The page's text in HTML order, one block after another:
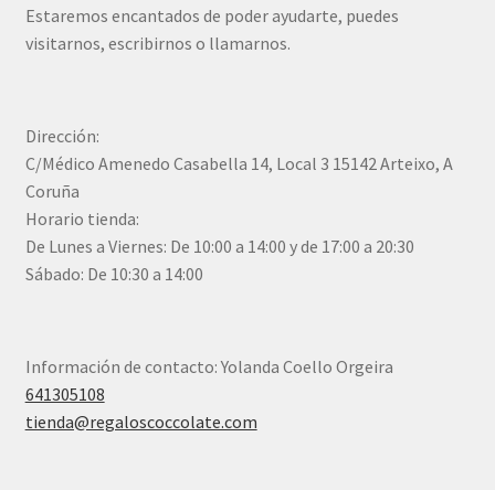
Estaremos encantados de poder ayudarte, puedes
visitarnos, escribirnos o llamarnos.
Dirección:
C/Médico Amenedo Casabella 14, Local 3 15142 Arteixo, A
Coruña
Horario tienda:
De Lunes a Viernes: De 10:00 a 14:00 y de 17:00 a 20:30
Sábado: De 10:30 a 14:00
Información de contacto: Yolanda Coello Orgeira
641305108
tienda@regaloscoccolate.com